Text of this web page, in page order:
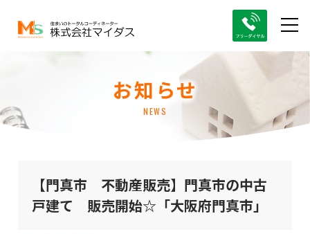
お知らせ
NEWS
【門真市 不動産販売】門真市の中古
戸建て 販売開始☆「大阪府門真市」